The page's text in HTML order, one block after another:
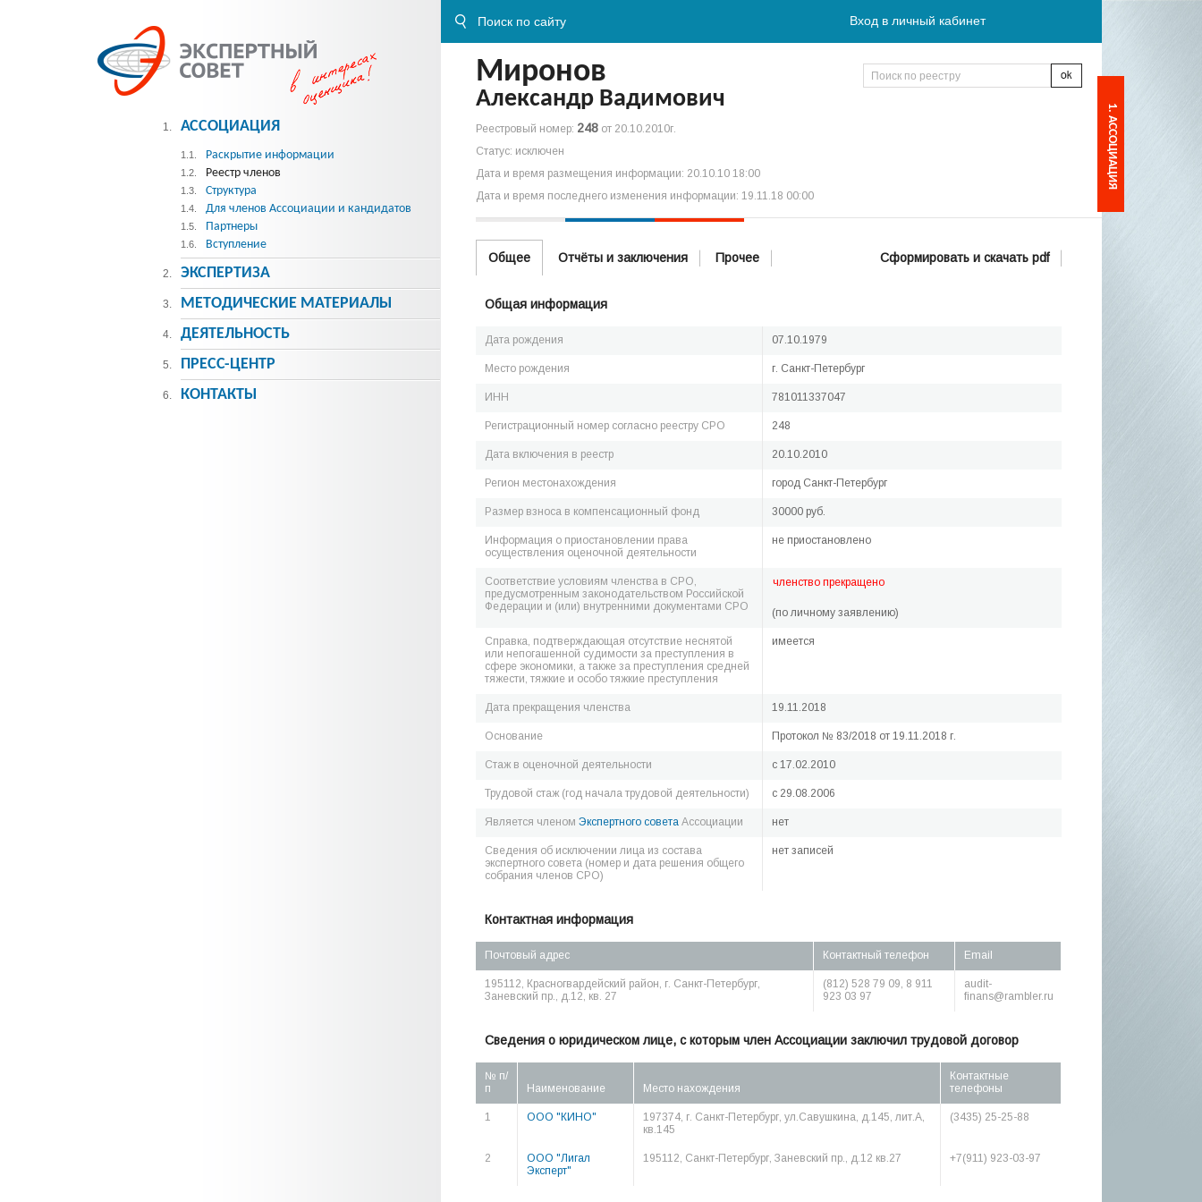
Вход в личный кабинет
Миронов
Александр Вадимович
Реестровый номер: 248 от 20.10.2010г.
Статус: исключен
Дата и время размещения информации: 20.10.10 18:00
Дата и время последнего изменения информации: 19.11.18 00:00
Общее Отчёты и заключения Прочее Сформировать и скачать pdf
Общая информация
Дата рождения 07.10.1979
Место рождения г. Санкт-Петербург
ИНН 781011337047
Регистрационный номер согласно реестру СРО 248
Дата включения в реестр 20.10.2010
Регион местонахождения город Санкт-Петербург
Размер взноса в компенсационный фонд 30000 руб.
Информация о приостановлении права
осуществления оценочной деятельности
не приостановлено
Соответствие условиям членства в СРО,
предусмотренным законодательством Российской
Федерации и (или) внутренними документами СРО
членство прекращено
(по личному заявлению)
Справка, подтверждающая отсутствие неснятой
или непогашенной судимости за преступления в
сфере экономики, а также за преступления средней
тяжести, тяжкие и особо тяжкие преступления
имеется
Дата прекращения членства 19.11.2018
Основание Протокол № 83/2018 от 19.11.2018 г.
Стаж в оценочной деятельности c 17.02.2010
Трудовой стаж (год начала трудовой деятельности) c 29.08.2006
Является членом Экспертного совета Ассоциации нет
Сведения об исключении лица из состава
экспертного совета (номер и дата решения общего
собрания членов СРО)
нет записей
Контактная информация
Почтовый адрес Контактный телефон Email
195112, Красногвардейский район, г. Санкт-Петербург,
Заневский пр., д.12, кв. 27
(812) 528 79 09, 8 911
923 03 97
audit-
finans@rambler.ru
Сведения о юридическом лице, с которым член Ассоциации заключил трудовой договор
№ п/
п
Наименование Место нахождения
Контактные
телефоны
1 ООО "КИНО"
197374, г. Санкт-Петербург, ул.Савушкина, д.145, лит.А,
кв.145
(3435) 25-25-88
2
ООО "Лигал
Эксперт"
195112, Санкт-Петербург, Заневский пр., д.12 кв.27 +7(911) 923-03-97
1. АССОЦИАЦИЯ
1.1. Раскрытие информации
1.2. Реестр членов
1.3. Структура
1.4. Для членов Ассоциации и кандидатов
1.5. Партнеры
1.6. Вступление
2. ЭКСПЕРТИЗА
3. МЕТОДИЧЕСКИE МАТЕРИАЛЫ
4. ДЕЯТЕЛЬНОСТЬ
5. ПРЕСС-ЦЕНТР
6. КОНТАКТЫ
1. АССОЦИАЦИЯ